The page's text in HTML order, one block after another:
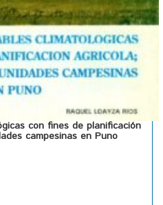
con fines de planificación
campesinas en Puno